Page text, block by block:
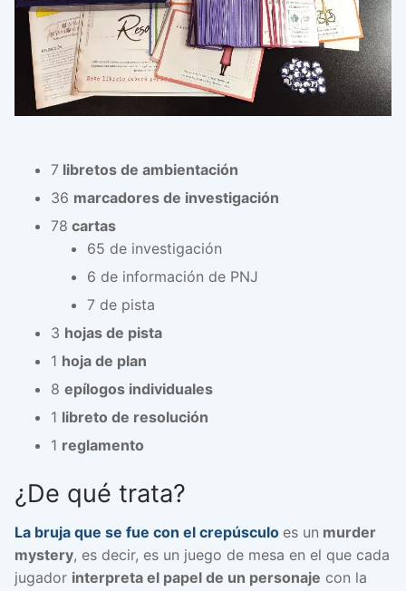
7 libretos de ambientación
36 marcadores de investigación
78 cartas
65 de investigación
6 de información de PNJ
7 de pista
3 hojas de pista
1 hoja de plan
8 epílogos individuales
1 libreto de resolución
1 reglamento
¿De qué trata?
La bruja que se fue con el crepúsculo es un murder
mystery, es decir, es un juego de mesa en el que cada
jugador interpreta el papel de un personaje con la